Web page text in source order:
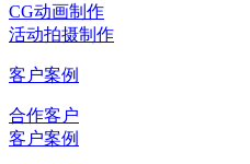
CG动画制作
活动拍摄制作
客户案例
合作客户
客户案例